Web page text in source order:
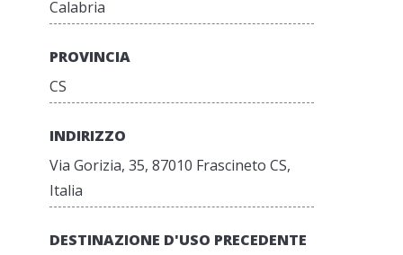
Calabria
PROVINCIA
CS
INDIRIZZO
Via Gorizia, 35, 87010 Frascineto CS,
Italia
DESTINAZIONE D'USO PRECEDENTE